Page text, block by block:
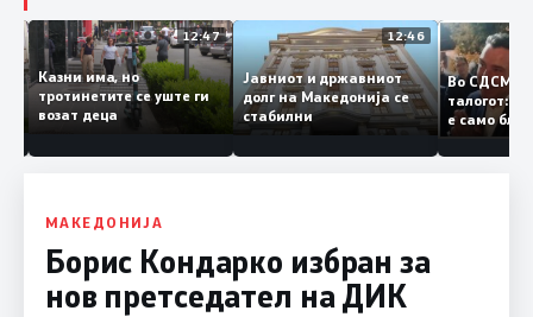
12:50 12:47
Казни има, но
тротинетите се уште ги
возат деца
12:46
Јавниот и државниот
долг на Македонија се
стабилни
Во СДСМ
е само
копија
Заев
МАКЕДОНИЈА
Борис Кондарко избран за
нов претседател на ДИК